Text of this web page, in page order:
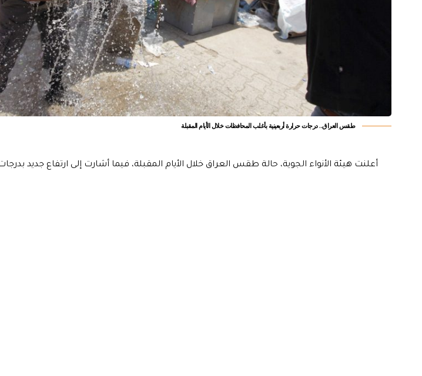
طقس العراق.. درجات حرارة أربعينية بأغلب المحافظات خلال الأيام المقبلة
أعلنت هيئة الأنواء الجوية، حالة طقس العراق خلال الأيام المقبلة، فيما أشارت إلى ارتفاع جديد بدرجات